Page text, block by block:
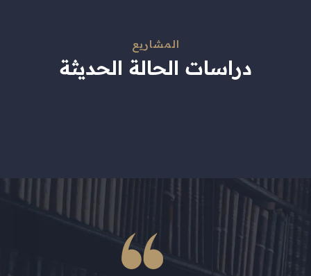
المشاريع
دراسات الحالة الحديثة